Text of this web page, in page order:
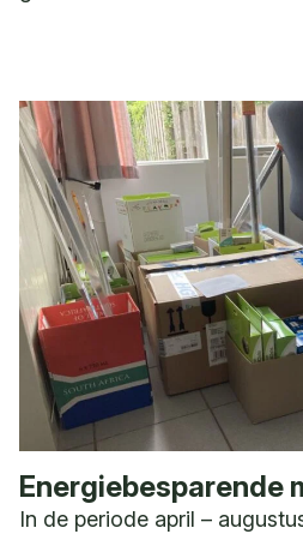
Energiebesparende
In de periode april –